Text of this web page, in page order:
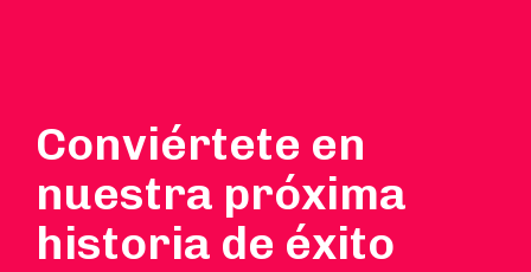
Conviértete en
nuestra próxima
historia de éxito